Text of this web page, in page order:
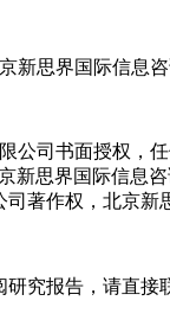
新思界国际信息
公司书面授权，
新思界国际信息
著作权，北京新
研究报告，请直接